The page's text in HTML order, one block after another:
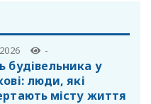
-
будівельника у
люди, які
місту життя